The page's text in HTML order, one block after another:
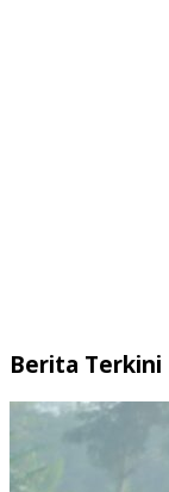
Berita Terkini